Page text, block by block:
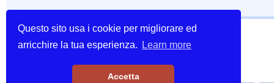
Questo sito usa i cookie per migliorare ed
arricchire la tua esperienza.
Learn more
Accetta